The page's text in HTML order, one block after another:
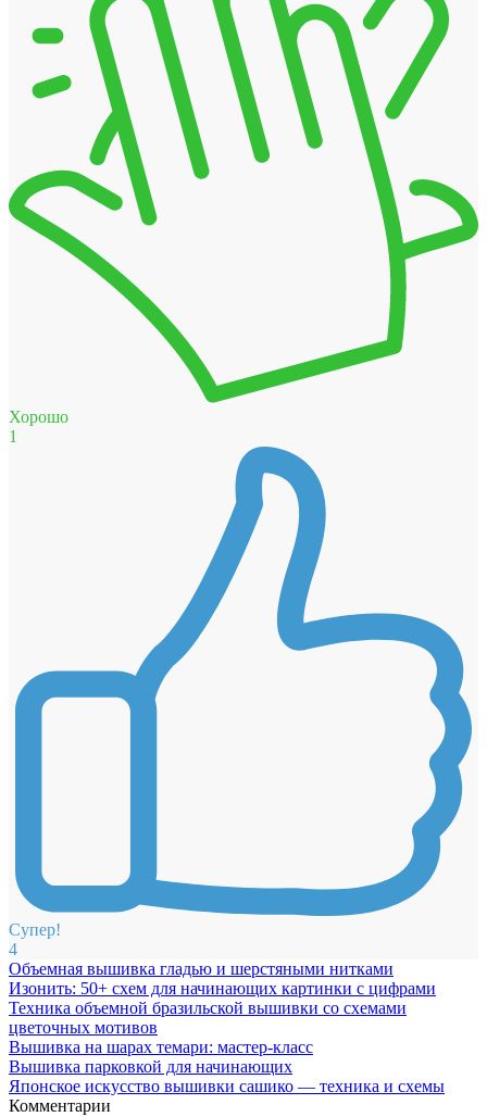
Хорошо
1
Супер!
4
Объемная вышивка гладью и шерстяными нитками
Изонить: 50+ схем для начинающих картинки с цифрами
Техника объемной бразильской вышивки со схемами
цветочных мотивов
Вышивка на шарах темари: мастер-класс
Вышивка парковкой для начинающих
Японское искусство вышивки сашико — техника и схемы
Комментарии